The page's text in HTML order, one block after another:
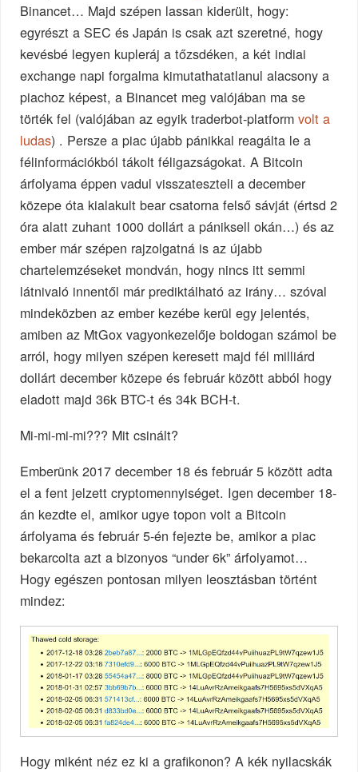
Binancet… Majd szépen lassan kiderült, hogy:
egyrészt a SEC és Japán is csak azt szeretné, hogy
kevésbé legyen kupleráj a tőzsdéken, a két indiai
exchange napi forgalma kimutathatatlanul alacsony a
piachoz képest, a Binancet meg valójában ma se
törték fel (valójában az egyik traderbot-platformvolt a
ludas) . Persze a piac újabb pánikkal reagálta le a
félinformációkból tákolt féligazságokat. A Bitcoin
árfolyama éppen vadul visszateszteli a december
közepe óta kialakult bear csatorna felső sávját (értsd 2
óra alatt zuhant 1000 dollárt a pániksell okán…) és az
ember már szépen rajzolgatná is az újabb
chartelemzéseket mondván, hogy nincs itt semmi
látnivaló innentől már prediktálható az irány… szóval
mindeközben az ember kezébe kerül egy jelentés,
amiben az MtGox vagyonkezelője boldogan számol be
arról, hogy milyen szépen keresett majd fél milliárd
dollárt december közepe és február között abból hogy
eladott majd 36k BTC-t és 34k BCH-t.
Mi-mi-mi-mi??? Mit csinált?
Emberünk 2017 december 18 és február 5 között adta
el a fent jelzett cryptomennyiséget. Igen december 18-
án kezdte el, amikor ugye topon volt a Bitcoin
árfolyama és február 5-én fejezte be, amikor a piac
bekarcolta azt a bizonyos “under 6k” árfolyamot…
Hogy egészen pontosan milyen leosztásban történt
mindez:
Hogy miként néz ez ki a grafikonon? A kék nyilacskák